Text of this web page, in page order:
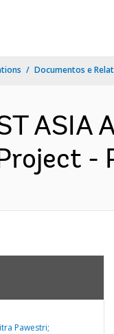
Documentos e
ASIA
-
Pawestri;